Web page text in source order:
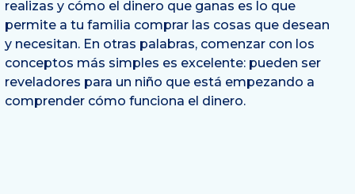
realizas y cómo el dinero que ganas es lo que
permite a tu familia comprar las cosas que desean
y necesitan. En otras palabras, comenzar con los
conceptos más simples es excelente: pueden ser
reveladores para un niño que está empezando a
comprender cómo funciona el dinero.